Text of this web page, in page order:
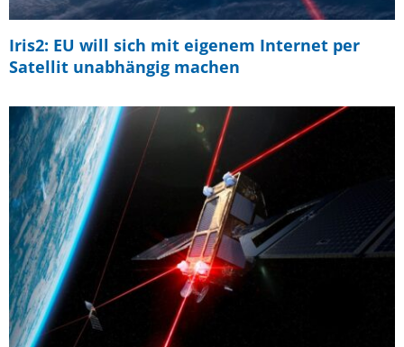
Iris2: EU will sich mit eigenem Internet per
Satellit unabhängig machen